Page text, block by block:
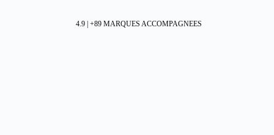
4.9 | +89 MARQUES ACCOMPAGNEES